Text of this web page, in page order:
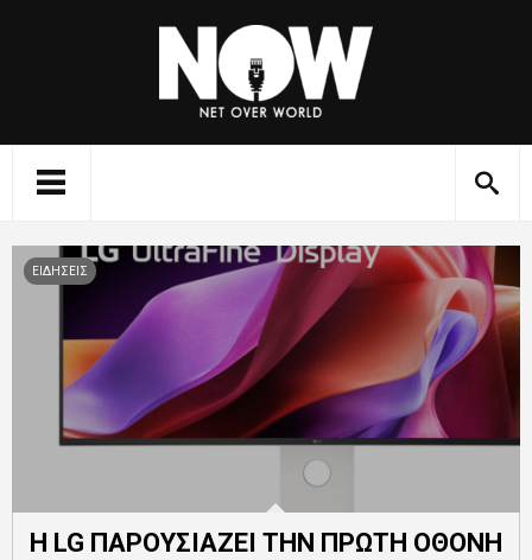
ΕΙΔΗΣΕΙΣ
Η LG ΠΑΡΟΥΣΙΑΖΕΙ ΤΗΝ ΠΡΩΤΗ ΟΘΟΝΗ